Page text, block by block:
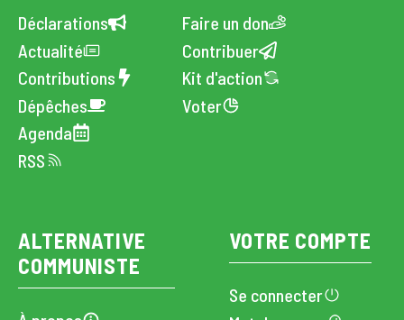
Déclarations
Actualité
Contributions
Dépêches
Agenda
RSS
Faire un don
Contribuer
Kit d'action
Voter
ALTERNATIVE
COMMUNISTE
VOTRE COMPTE
Se connecter